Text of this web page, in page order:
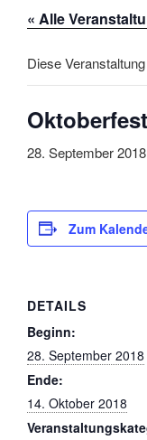
« Alle
Diese
28. September 2018
Zum
DETAILS
Beginn:
28. September 2018
Ende:
14. Oktober 2018